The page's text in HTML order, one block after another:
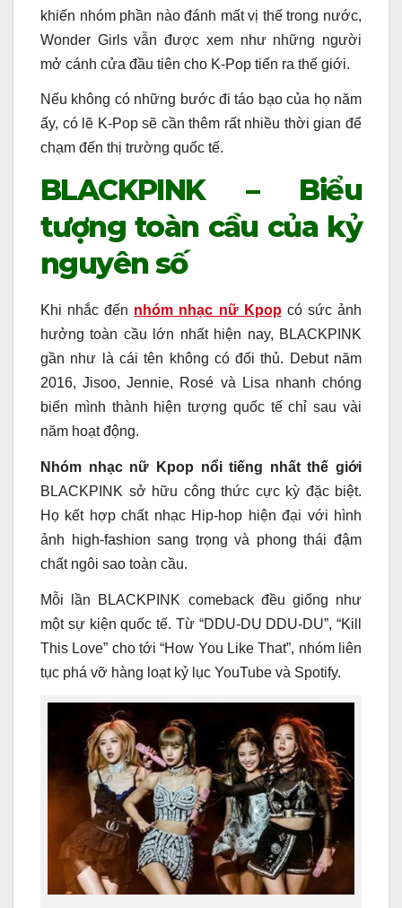
khiến nhóm phần nào đánh mất vị thế trong nước,
Wonder Girls vẫn được xem như những người
mở cánh cửa đầu tiên cho K-Pop tiến ra thế giới.
Nếu không có những bước đi táo bạo của họ năm
ấy, có lẽ K-Pop sẽ cần thêm rất nhiều thời gian để
chạm đến thị trường quốc tế.
BLACKPINK – Biểu
tượng toàn cầu của kỷ
nguyên số
Khi nhắc đến nhóm nhạc nữ Kpopcó sức ảnh
hưởng toàn cầu lớn nhất hiện nay, BLACKPINK
gần như là cái tên không có đối thủ. Debut năm
2016, Jisoo, Jennie, Rosé và Lisa nhanh chóng
biến mình thành hiện tượng quốc tế chỉ sau vài
năm hoạt động.
Nhóm nhạc nữ Kpop nổi tiếng nhất thế giới
BLACKPINK sở hữu công thức cực kỳ đặc biệt.
Họ kết hợp chất nhạc Hip-hop hiện đại với hình
ảnh high-fashion sang trọng và phong thái đậm
chất ngôi sao toàn cầu.
Mỗi lần BLACKPINK comeback đều giống như
một sự kiện quốc tế. Từ “DDU-DU DDU-DU”, “Kill
This Love” cho tới “How You Like That”, nhóm liên
tục phá vỡ hàng loạt kỷ lục YouTube và Spotify.